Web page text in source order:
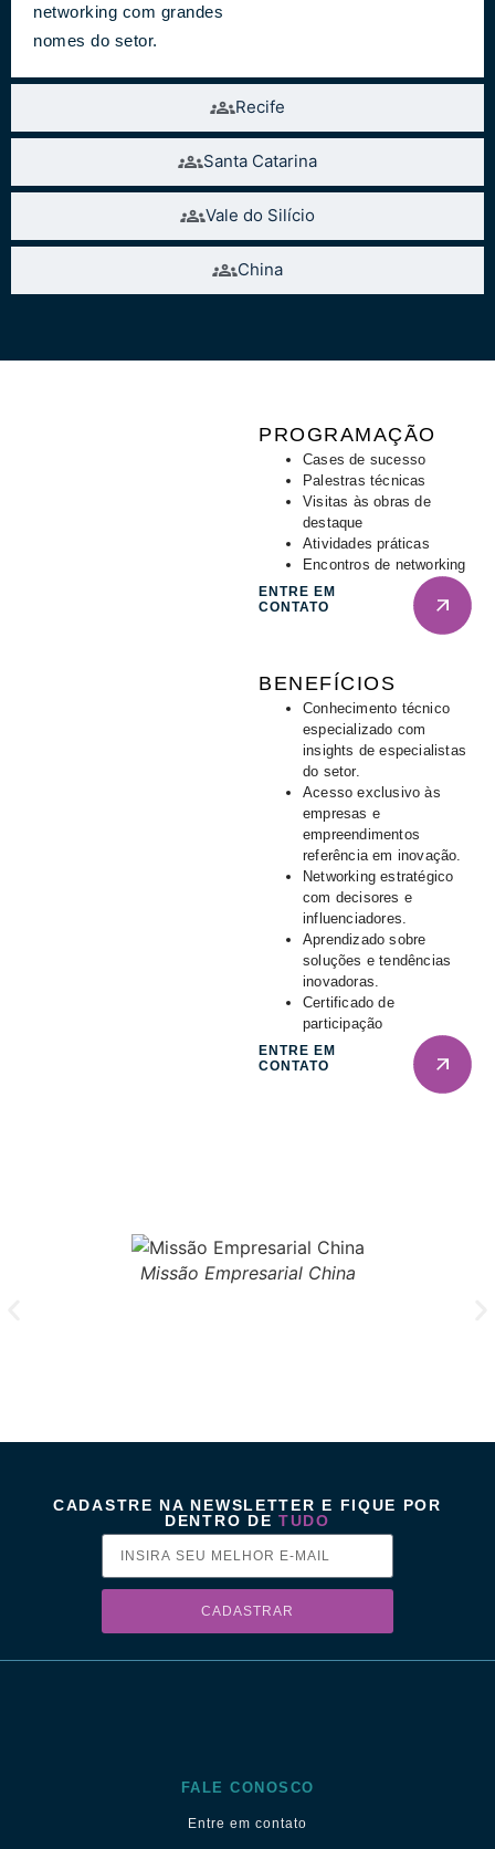
Recife
Santa Catarina
Vale do Silício
China
networking com grandes
nomes do setor.
PROGRAMAÇÃO
Cases de sucesso
Palestras técnicas
Visitas às obras de
destaque
Atividades práticas
Encontros de networking
ENTRE EM
CONTATO
BENEFÍCIOS
Conhecimento técnico
especializado com
insights de especialistas
do setor.
Acesso exclusivo às
empresas e
empreendimentos
referência em inovação.
Networking estratégico
com decisores e
influenciadores.
Aprendizado sobre
soluções e tendências
inovadoras.
Certificado de
participação
ENTRE EM
CONTATO
Missão Empresarial China
CADASTRE NA NEWSLETTER E FIQUE POR
DENTRO DETUDO
CADASTRAR
FALE CONOSCO
Entre em contato